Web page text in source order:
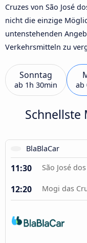
Cruzes von São José
nicht die einzige
untenstehenden
Verkehrsmitteln zu
Sonntag
ab 1h 30min ab
BlaBlaCar
11:30 São José
12:20 Mogi das